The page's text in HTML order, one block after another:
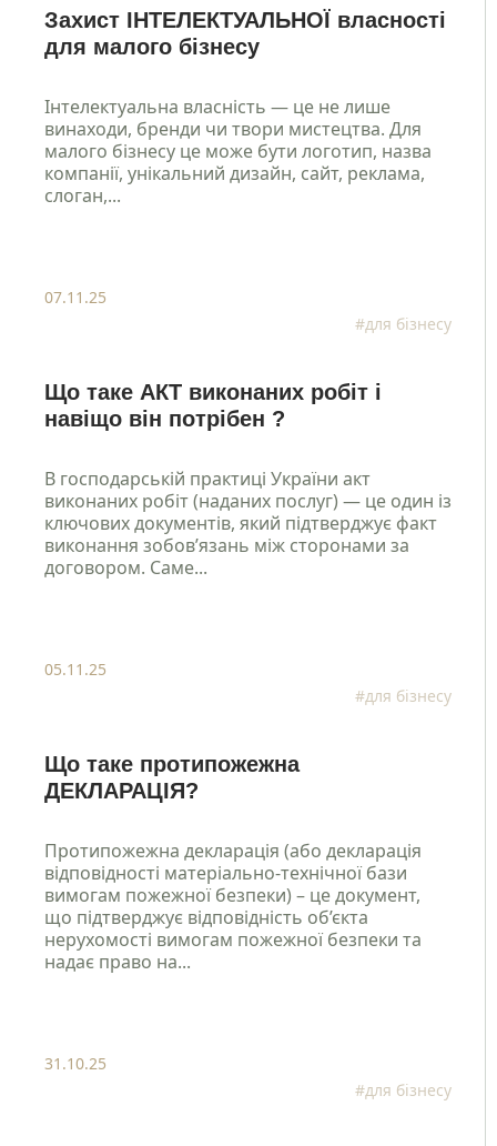
Захист ІНТЕЛЕКТУАЛЬНОЇ власності
для малого бізнесу
Інтелектуальна власність — це не лише
винаходи, бренди чи твори мистецтва. Для
малого бізнесу це може бути логотип, назва
компанії, унікальний дизайн, сайт, реклама,
слоган,...
07.11.25
#для бізнесу
Що таке АКТ виконаних робіт і
навіщо він потрібен ?
В господарській практиці України акт
виконаних робіт (наданих послуг) — це один із
ключових документів, який підтверджує факт
виконання зобов’язань між сторонами за
договором. Саме...
05.11.25
#для бізнесу
Що таке протипожежна
ДЕКЛАРАЦІЯ?
Протипожежна декларація (або декларація
відповідності матеріально-технічної бази
вимогам пожежної безпеки) – це документ,
що підтверджує відповідність об’єкта
нерухомості вимогам пожежної безпеки та
надає право на...
31.10.25
#для бізнесу
Станьте нашим
клієнтом
Зателефонуйте нам, напишіть у telegram, чи